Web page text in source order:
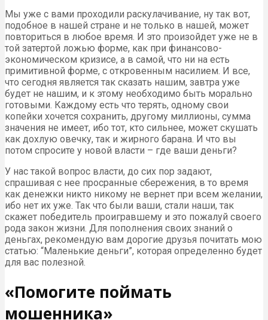
Мы уже с вами проходили раскулачивание, ну так вот,
подобное в нашей стране и не только в нашей, может
повториться в любое время. И это произойдет уже не в
той затертой ложью форме, как при финансово-
экономическом кризисе, а в самой, что ни на есть
примитивной форме, с откровенным насилием. И все,
что сегодня является так сказать нашим, завтра уже
будет не нашим, и к этому необходимо быть морально
готовыми. Каждому есть что терять, одному свои
копейки хочется сохранить, другому миллионы, сумма
значения не имеет, ибо тот, кто сильнее, может скушать
как дохлую овечку, так и жирного барана. И что вы
потом спросите у новой власти – где ваши деньги?
У нас такой вопрос власти, до сих пор задают,
спрашивая с нее просранные сбережения, в то время
как денежки никто никому не вернет при всем желании,
ибо нет их уже. Так что были ваши, стали наши, так
скажет победитель проигравшему и это пожалуй своего
рода закон жизни. Для пополнения своих знаний о
деньгах, рекомендую вам дорогие друзья почитать мою
статью: “Маленькие деньги”, которая определенно будет
для вас полезной.
«Помогите поймать
мошенника»